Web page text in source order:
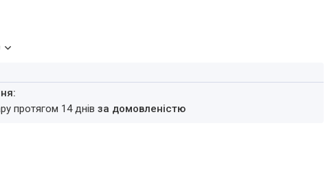
протягом 14 днівза домовленістю